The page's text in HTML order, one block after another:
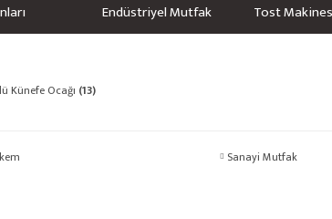
Endüstriyel Mutfak Tost
Künefe Ocağı (13)
Sanayi Mutfak